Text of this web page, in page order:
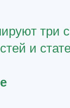
три
и